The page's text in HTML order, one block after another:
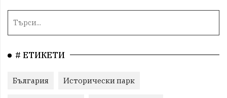
# ЕТИКЕТИ
България Исторически парк